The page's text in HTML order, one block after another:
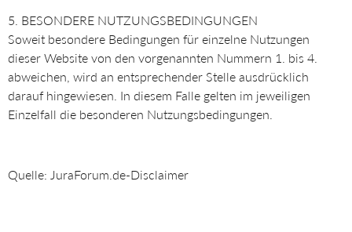
5. BESONDERE NUTZUNGSBEDINGUNGEN
Soweit besondere Bedingungen für einzelne Nutzungen
dieser Website von den vorgenannten Nummern 1. bis 4.
abweichen, wird an entsprechender Stelle ausdrücklich
darauf hingewiesen. In diesem Falle gelten im jeweiligen
Einzelfall die besonderen Nutzungsbedingungen.
Quelle: JuraForum.de-Disclaimer